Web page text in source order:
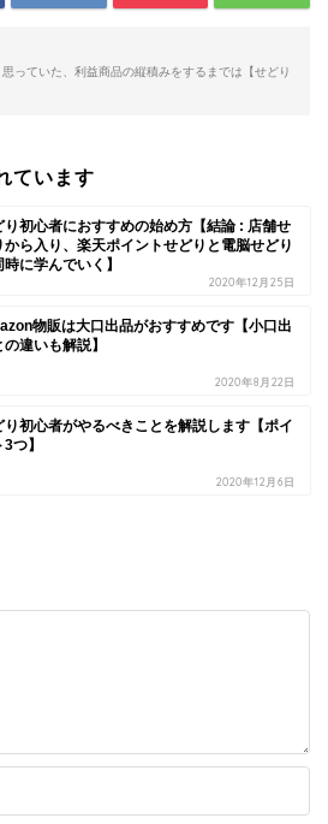
っていた、利益商品の縦積みをするまでは【せどり
ています
り初心者におすすめの始め方【結論 : 店舗せ
から入り、楽天ポイントせどりと電脳せどり
時に学んでいく】
2020年12月25日
物販は大口出品がおすすめです【小口出
の違いも解説】
2020年8月22日
り初心者がやるべきことを解説します【ポイ
つ】
2020年12月6日